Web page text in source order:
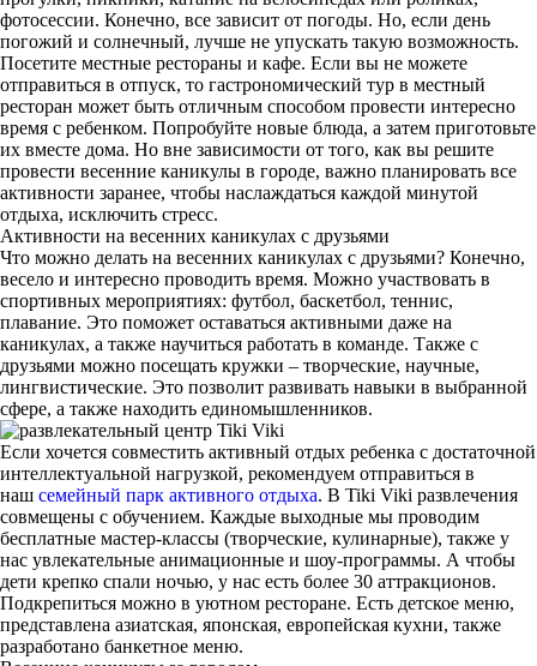
фотосессии. Конечно, все зависит от погоды. Но, если день
погожий и солнечный, лучше не упускать такую возможность.
Посетите местные рестораны и кафе. Если вы не можете
отправиться в отпуск, то гастрономический тур в местный
ресторан может быть отличным способом провести интересно
время с ребенком. Попробуйте новые блюда, а затем приготовьте
их вместе дома. Но вне зависимости от того, как вы решите
провести весенние каникулы в городе, важно планировать все
активности заранее, чтобы наслаждаться каждой минутой
отдыха, исключить стресс.
Активности на весенних каникулах с друзьями
Что можно делать на весенних каникулах с друзьями? Конечно,
весело и интересно проводить время. Можно участвовать в
спортивных мероприятиях: футбол, баскетбол, теннис,
плавание. Это поможет оставаться активными даже на
каникулах, а также научиться работать в команде. Также с
друзьями можно посещать кружки – творческие, научные,
лингвистические. Это позволит развивать навыки в выбранной
сфере, а также находить единомышленников.
Если хочется совместить активный отдых ребенка с достаточной
интеллектуальной нагрузкой, рекомендуем отправиться в
наш семейный парк активного отдыха. В Tiki Viki развлечения
совмещены с обучением. Каждые выходные мы проводим
бесплатные мастер-классы (творческие, кулинарные), также у
нас увлекательные анимационные и шоу-программы. А чтобы
дети крепко спали ночью, у нас есть более 30 аттракционов.
Подкрепиться можно в уютном ресторане. Есть детское меню,
представлена азиатская, японская, европейская кухни, также
разработано банкетное меню.